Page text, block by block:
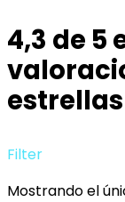
4,3 de 5
estrellas
Filter
Mostrando el